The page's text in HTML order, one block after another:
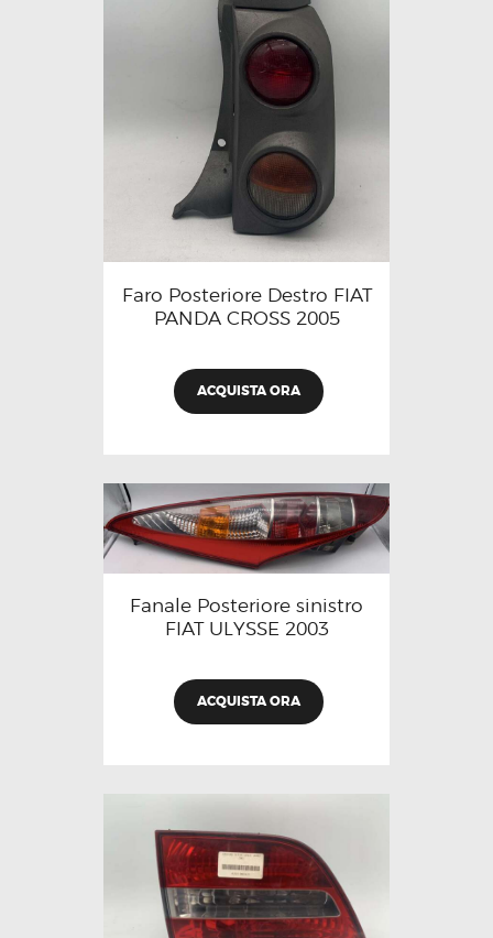
Faro Posteriore Destro FIAT
PANDA CROSS 2005
ACQUISTA ORA
Fanale Posteriore sinistro
FIAT ULYSSE 2003
ACQUISTA ORA